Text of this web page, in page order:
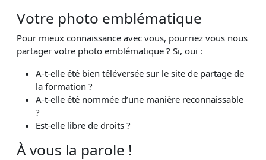
Votre photo emblématique
Pour mieux connaissance avec vous, pourriez vous nous
partager votre photo emblématique ? Si, oui :
A-t-elle été bien téléversée sur le site de partage de
la formation ?
A-t-elle été nommée d’une manière reconnaissable
?
Est-elle libre de droits ?
À vous la parole !